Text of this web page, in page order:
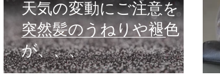
天気の変動にご注意を！
突然髪のうねりや褪色
が、、、